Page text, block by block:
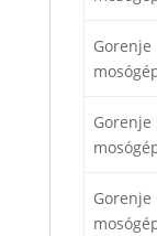
Gorenje
Gorenje
Gorenje